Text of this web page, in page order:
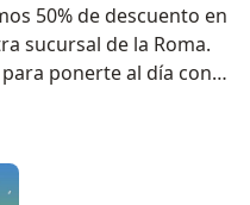
50% de descuento en
sucursal de la Roma.
ponerte al día con
antes de que se